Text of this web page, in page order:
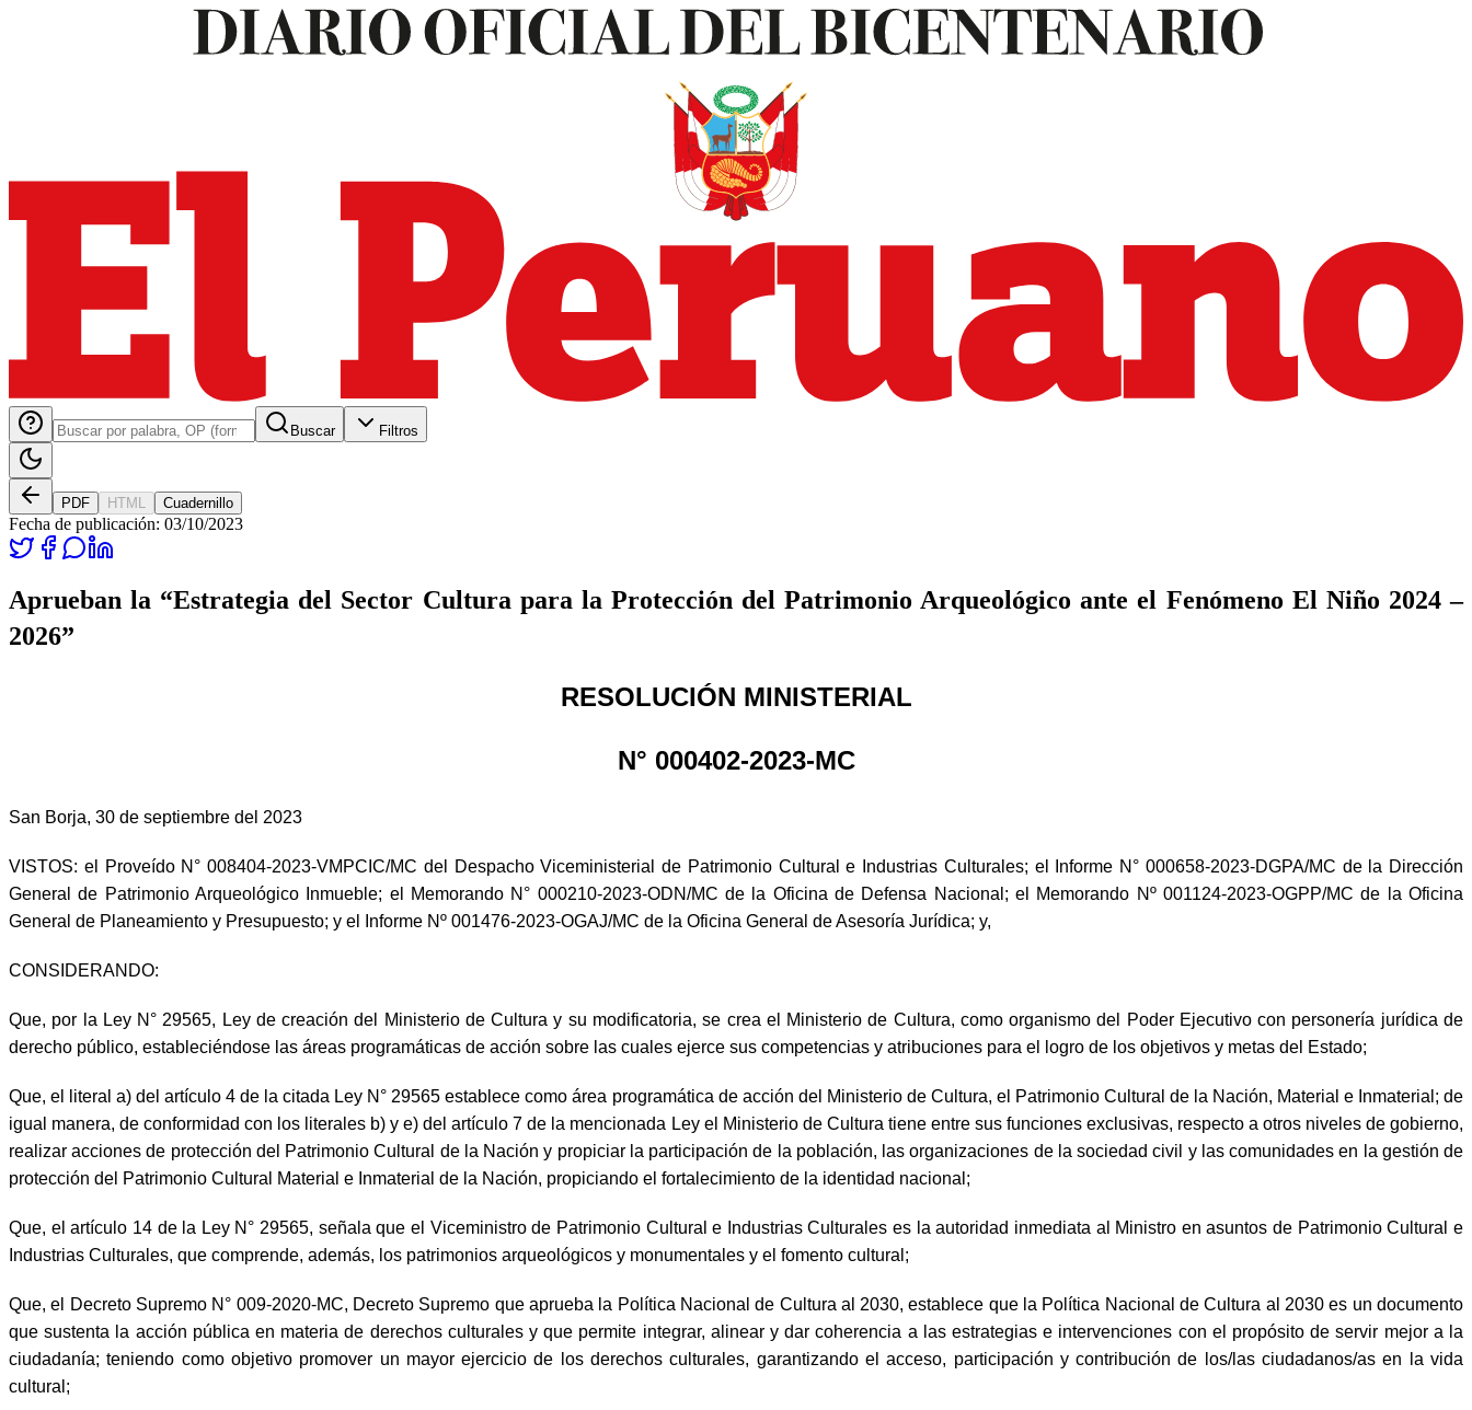
Buscar Filtros
PDF HTML Cuadernillo
Fecha de publicación: 03/10/2023
Aprueban la “Estrategia del Sector Cultura para la Protección del Patrimonio Arqueológico ante el Fenómeno El Niño 2024 –
2026”
RESOLUCIÓN MINISTERIAL
N° 000402-2023-MC
San Borja, 30 de septiembre del 2023
VISTOS: el Proveído N° 008404-2023-VMPCIC/MC del Despacho Viceministerial de Patrimonio Cultural e Industrias Culturales; el Informe N° 000658-2023-DGPA/MC de la Dirección
General de Patrimonio Arqueológico Inmueble; el Memorando N° 000210-2023-ODN/MC de la Oficina de Defensa Nacional; el Memorando Nº 001124-2023-OGPP/MC de la Oficina
General de Planeamiento y Presupuesto; y el Informe Nº 001476-2023-OGAJ/MC de la Oficina General de Asesoría Jurídica; y,
CONSIDERANDO:
Que, por la Ley N° 29565, Ley de creación del Ministerio de Cultura y su modificatoria, se crea el Ministerio de Cultura, como organismo del Poder Ejecutivo con personería jurídica de
derecho público, estableciéndose las áreas programáticas de acción sobre las cuales ejerce sus competencias y atribuciones para el logro de los objetivos y metas del Estado;
Que, el literal a) del artículo 4 de la citada Ley N° 29565 establece como área programática de acción del Ministerio de Cultura, el Patrimonio Cultural de la Nación, Material e Inmaterial; de
igual manera, de conformidad con los literales b) y e) del artículo 7 de la mencionada Ley el Ministerio de Cultura tiene entre sus funciones exclusivas, respecto a otros niveles de gobierno,
realizar acciones de protección del Patrimonio Cultural de la Nación y propiciar la participación de la población, las organizaciones de la sociedad civil y las comunidades en la gestión de
protección del Patrimonio Cultural Material e Inmaterial de la Nación, propiciando el fortalecimiento de la identidad nacional;
Que, el artículo 14 de la Ley N° 29565, señala que el Viceministro de Patrimonio Cultural e Industrias Culturales es la autoridad inmediata al Ministro en asuntos de Patrimonio Cultural e
Industrias Culturales, que comprende, además, los patrimonios arqueológicos y monumentales y el fomento cultural;
Que, el Decreto Supremo N° 009-2020-MC, Decreto Supremo que aprueba la Política Nacional de Cultura al 2030, establece que la Política Nacional de Cultura al 2030 es un documento
que sustenta la acción pública en materia de derechos culturales y que permite integrar, alinear y dar coherencia a las estrategias e intervenciones con el propósito de servir mejor a la
ciudadanía; teniendo como objetivo promover un mayor ejercicio de los derechos culturales, garantizando el acceso, participación y contribución de los/las ciudadanos/as en la vida
cultural;